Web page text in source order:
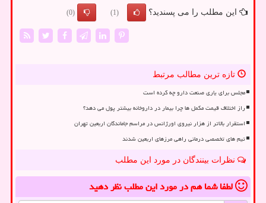
این مطلب را می پسندید؟ (1)
(0)
تازه ترین مطالب مرتبط
مجلس برای یاری صنعت دارو چه کرده است
راز اختلاف قیمت مکمل ها چرا بیمار در داروخانه بیشتر پول می دهد؟
استقرار بالاتر از هزار نیروی اورژانس در مراسم جاماندگان اربعین تهران
تیم های تخصصی درمانی راهی مرزهای اربعین شدند
نظرات بینندگان در مورد این مطلب
لطفا شما همدر مورد این مطلبنظر دهید